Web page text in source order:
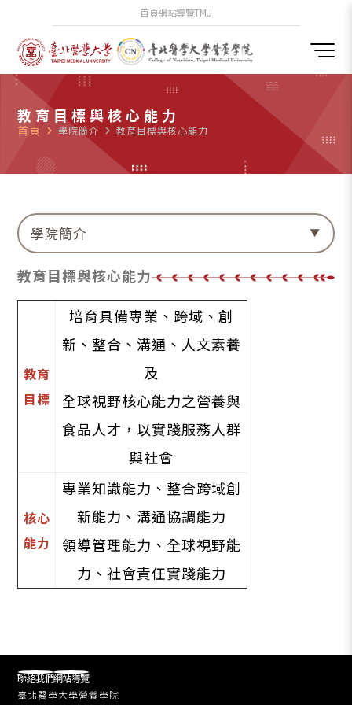
首頁網站導覽TMU
教育目標與核心能力
首頁 navigate_next 學院簡介 navigate_next 教育目標與核心能力
學院簡介
教育目標與核心能力
教育
目標
培育具備專業、跨域、創
新、整合、溝通、人文素養
及
全球視野核心能力之營養與
食品人才，以實踐服務人群
與社會
核心
能力
專業知識能力、整合跨域創
新能力、溝通協調能力
領導管理能力、全球視野能
力、社會責任實踐能力
臺北醫學大學營養學院
聯絡我們網站導覽